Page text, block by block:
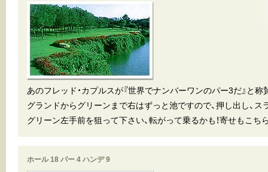
あのフレッド・カプルスが『世界でナンバーワンのパー3だ』と
グランドからグリーンまで右はずっと池ですので、押し出し、ス
グリーン左手前を狙って下さい、転がって乗るかも！寄せもこち
ホール 18 パー 4 ハンデ 9